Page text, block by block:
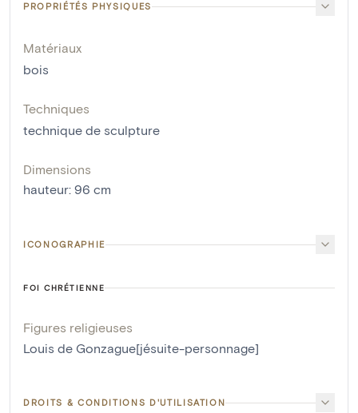
PROPRIÉTÉS PHYSIQUES
Matériaux
bois
Techniques
technique de sculpture
Dimensions
hauteur: 96 cm
ICONOGRAPHIE
FOI CHRÉTIENNE
Figures religieuses
Louis de Gonzague[jésuite-personnage]
DROITS & CONDITIONS D'UTILISATION